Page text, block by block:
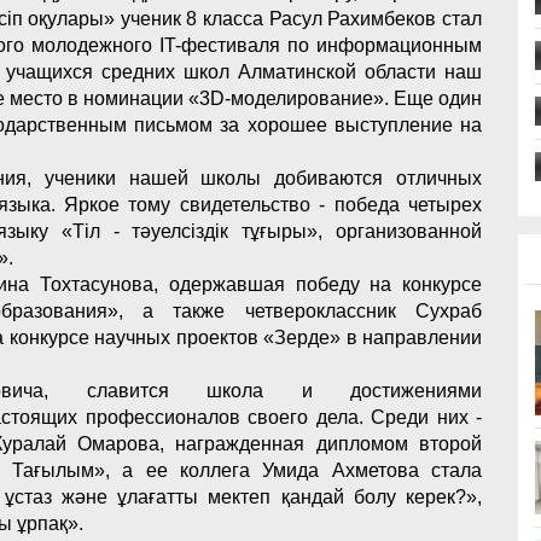
оқулары» ученик 8 класса Расул Рахимбеков стал
молодежного IT-фестиваля по информационным
средних школ Алматинской области наш
в номинации «3D-моделирование». Еще один
письмом за хорошее выступление на
ученики нашей школы добиваются отличных
Яркое тому свидетельство - победа четырех
«Тіл - тәуелсіздік тұғыры», организованной
Тохтасунова, одержавшая победу на конкурсе
а также четвероклассник Сухраб
научных проектов «Зерде» в направлении
славится школа и достижениями
профессионалов своего дела. Среди них -
Омарова, награжденная дипломом второй
Тағылым», а ее коллега Умида Ахметова стала
және ұлағатты мектеп қандай болу керек?»,
ұрпақ».